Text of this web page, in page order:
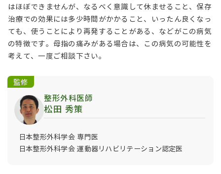
はほぼできませんが、なるべく意識して休ませること、保存
治療での効果には多少時間がかかること、いったん良くなっ
ても、使うことにより再発することがある、などがこの病気
の特徴です。母指の痛みがある場合は、この病気の可能性を
考えて、一度ご相談下さい。
監修
整形外科医師
松田 秀策
日本整形外科学会 専門医
日本整形外科学会 運動器リハビリテーション認定医